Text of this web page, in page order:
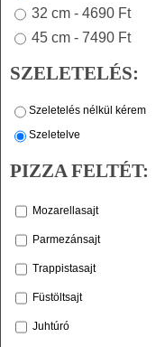
32 cm - 4690 Ft
45 cm - 7490 Ft
SZELETELÉS:
Szeletelés nélkül kérem
Szeletelve
PIZZA FELTÉT:
Mozarellasajt
Parmezánsajt
Trappistasajt
Füstöltsajt
Juhtúró